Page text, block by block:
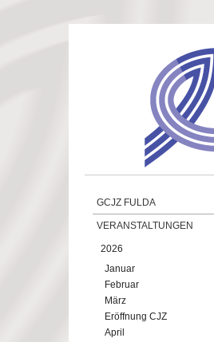
GCJZ FULDA
VERANSTALTUNGEN
2026
Januar
Februar
März
Eröffnung CJZ
April